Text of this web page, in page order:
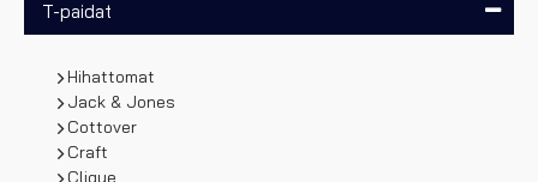
T-paidat
Hihattomat
Jack & Jones
Cottover
Craft
Clique